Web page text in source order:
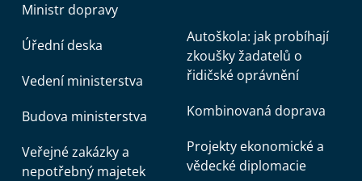
Ministr dopravy
Úřední deska
Vedení ministerstva
Budova ministerstva
Veřejné zakázky a
nepotřebný majetek
Autoškola: jak probíhají
zkoušky žadatelů o
řidičské oprávnění
Kombinovaná doprava
Projekty ekonomické a
vědecké diplomacie